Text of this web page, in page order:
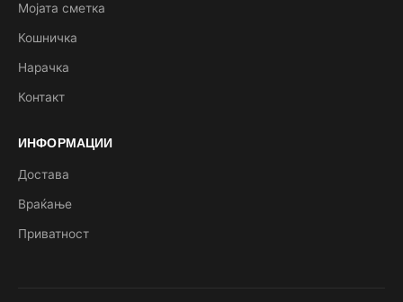
Мојата сметка
Кошничка
Нарачка
Контакт
ИНФОРМАЦИИ
Достава
Враќање
Приватност